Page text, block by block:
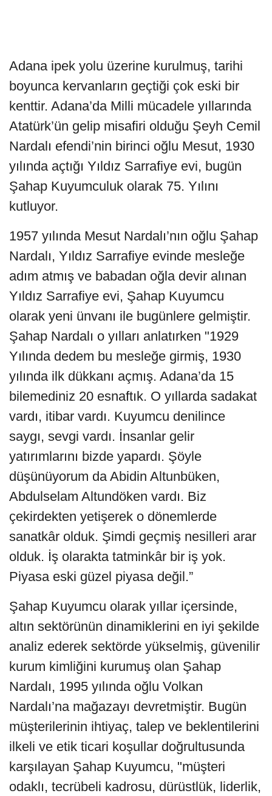
Adana ipek yolu üzerine kurulmuş, tarihi
boyunca kervanların geçtiği çok eski bir
kenttir. Adana’da Milli mücadele yıllarında
Atatürk’ün gelip misafiri olduğu Şeyh Cemil
Nardalı efendi’nin birinci oğlu Mesut, 1930
yılında açtığı Yıldız Sarrafiye evi, bugün
Şahap Kuyumculuk olarak 75. Yılını
kutluyor.
1957 yılında Mesut Nardalı’nın oğlu Şahap
Nardalı, Yıldız Sarrafiye evinde mesleğe
adım atmış ve babadan oğla devir alınan
Yıldız Sarrafiye evi, Şahap Kuyumcu
olarak yeni ünvanı ile bugünlere gelmiştir.
Şahap Nardalı o yılları anlatırken "1929
Yılında dedem bu mesleğe girmiş, 1930
yılında ilk dükkanı açmış. Adana’da 15
bilemediniz 20 esnaftık. O yıllarda sadakat
vardı, itibar vardı. Kuyumcu denilince
saygı, sevgi vardı. İnsanlar gelir
yatırımlarını bizde yapardı. Şöyle
düşünüyorum da Abidin Altunbüken,
Abdulselam Altundöken vardı. Biz
çekirdekten yetişerek o dönemlerde
sanatkâr olduk. Şimdi geçmiş nesilleri arar
olduk. İş olarakta tatminkâr bir iş yok.
Piyasa eski güzel piyasa değil.”
Şahap Kuyumcu olarak yıllar içersinde,
altın sektörünün dinamiklerini en iyi şekilde
analiz ederek sektörde yükselmiş, güvenilir
kurum kimliğini kurumuş olan Şahap
Nardalı, 1995 yılında oğlu Volkan
Nardalı’na mağazayı devretmiştir. Bugün
müşterilerinin ihtiyaç, talep ve beklentilerini
ilkeli ve etik ticari koşullar doğrultusunda
karşılayan Şahap Kuyumcu, "müşteri
odaklı, tecrübeli kadrosu, dürüstlük, liderlik,